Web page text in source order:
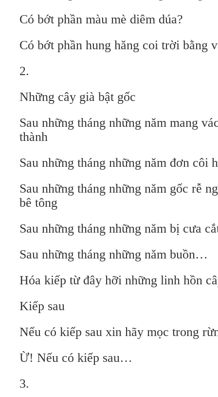
Có bớt phần màu mè diêm dúa?
Có bớt phần hung hăng coi trời bằng
2.
Những cây già bật gốc
Sau những tháng những năm mang
thành
Sau những tháng những năm đơn côi
Sau những tháng những năm gốc rễ
bê tông
Sau những tháng những năm bị cưa
Sau những tháng những năm buồn…
Hóa kiếp từ đây hỡi những linh hồn
Kiếp sau
Nếu có kiếp sau xin hãy mọc trong
Ừ! Nếu có kiếp sau…
3.